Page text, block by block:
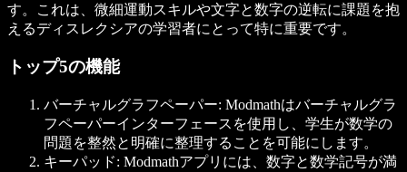
す。これは、微細運動スキルや文字と数字の逆転に課題を抱
えるディスレクシアの学習者にとって特に重要です。
トップ5の機能
バーチャルグラフペーパー: Modmathはバーチャルグラ
フペーパーインターフェースを使用し、学生が数学の
問題を整然と明確に整理することを可能にします。
キーパッド: Modmathアプリには、数字と数学記号が満